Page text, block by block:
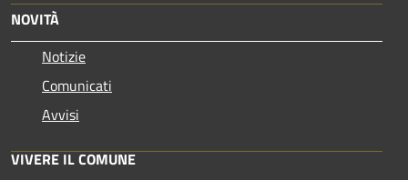
NOVITÀ
Notizie
Comunicati
Avvisi
VIVERE IL COMUNE